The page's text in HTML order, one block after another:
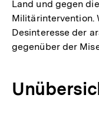
Land und gegen
Militärintervention.
Desinteresse der
gegenüber der